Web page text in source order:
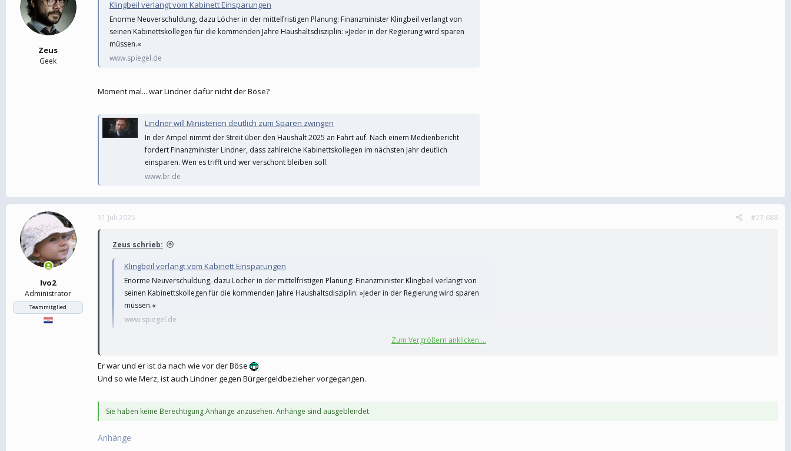
Zeus
Geek
Klingbeil verlangt vom Kabinett Einsparungen
Enorme Neuverschuldung, dazu Löcher in der mittelfristigen Planung: Finanzminister Klingbeil verlangt von
seinen Kabinettskollegen für die kommenden Jahre Haushaltsdisziplin: »Jeder in der Regierung wird sparen
müssen.«
www.spiegel.de
Moment mal... war Lindner dafür nicht der Böse?
Lindner will Ministerien deutlich zum Sparen zwingen
In der Ampel nimmt der Streit über den Haushalt 2025 an Fahrt auf. Nach einem Medienbericht
fordert Finanzminister Lindner, dass zahlreiche Kabinettskollegen im nächsten Jahr deutlich
einsparen. Wen es trifft und wer verschont bleiben soll.
www.br.de
Ivo2
Administrator
Teammitglied
31 Juli 2025 #27.688
Zeus schrieb:
Klingbeil verlangt vom Kabinett Einsparungen
Enorme Neuverschuldung, dazu Löcher in der mittelfristigen Planung: Finanzminister Klingbeil verlangt von
seinen Kabinettskollegen für die kommenden Jahre Haushaltsdisziplin: »Jeder in der Regierung wird sparen
müssen.«
www.spiegel.de
Lindner will Ministerien deutlich zum Sparen zwingen
fordert Finanzminister Lindner, dass zahlreiche Kabinettskollegen im nächsten Jahr deutlich
Zum Vergrößern anklicken....
Er war und er ist da nach wie vor der Böse
Und so wie Merz, ist auch Lindner gegen Bürgergeldbezieher vorgegangen.
Sie haben keine Berechtigung Anhänge anzusehen. Anhänge sind ausgeblendet.
Anhänge